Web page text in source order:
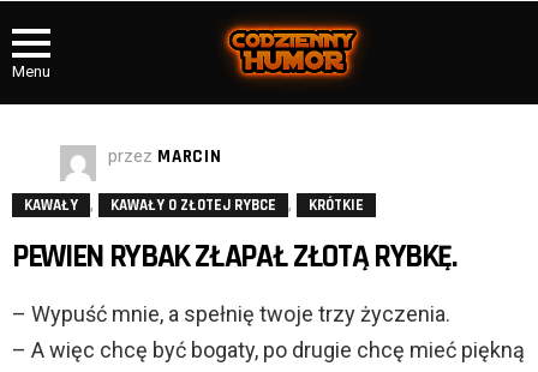
Menu
przez MARCIN
KAWAŁY , KAWAŁY O ZŁOTEJ RYBCE , KRÓTKIE
PEWIEN RYBAK ZŁAPAŁ ZŁOTĄ RYBKĘ.
– Wypuść mnie, a spełnię twoje trzy życzenia.
– A więc chcę być bogaty, po drugie chcę mieć piękną